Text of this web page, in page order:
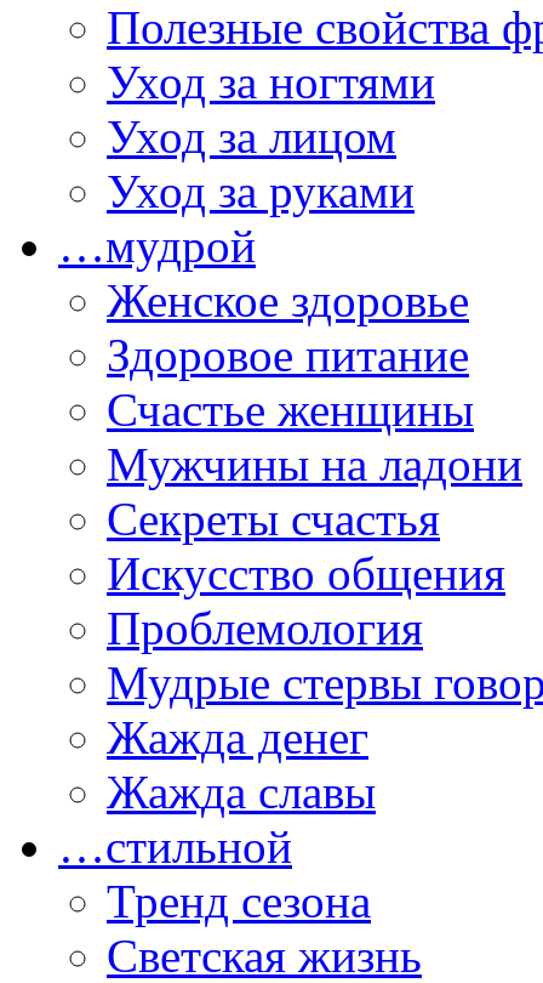
Полезные свойства
Уход за ногтями
Уход за лицом
Уход за руками
…мудрой
Женское здоровье
Здоровое питание
Счастье женщины
Мужчины на ладони
Секреты счастья
Искусство общения
Проблемология
Мудрые стервы
Жажда денег
Жажда славы
…стильной
Тренд сезона
Светская жизнь